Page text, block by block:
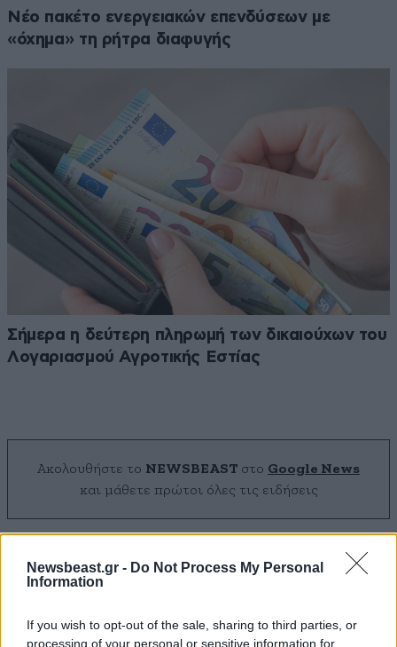
Newsbeast.gr - Do Not Process My Personal
Information
If you wish to opt-out of the sale, sharing to third parties, or
processing of your personal or sensitive information for
Νέο πακέτο ενεργειακών επενδύσεων με
«όχημα» τη ρήτρα διαφυγής
Σήμερα η δεύτερη πληρωμή των δικαιούχων του
Λογαριασμού Αγροτικής Εστίας
Ακολουθήστε το NEWSBEAST στο Google News
και μάθετε πρώτοι όλες τις ειδήσεις